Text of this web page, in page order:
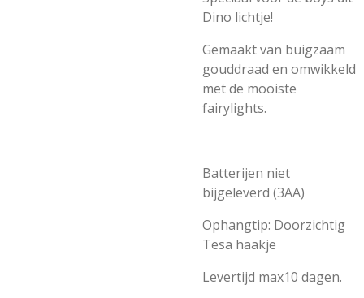
Dino lichtje!
Gemaakt van buigzaam
gouddraad en omwikkeld
met de mooiste
fairylights.
Batterijen niet
bijgeleverd (3AA)
Ophangtip: Doorzichtig
Tesa haakje
Levertijd max10 dagen.